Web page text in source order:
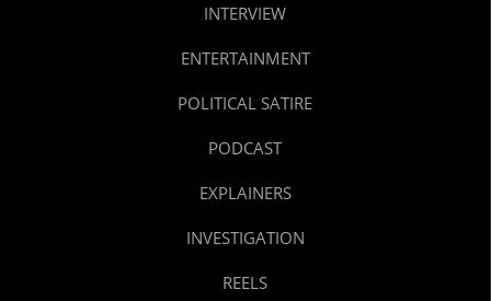
INTERVIEW
ENTERTAINMENT
POLITICAL SATIRE
PODCAST
EXPLAINERS
INVESTIGATION
REELS